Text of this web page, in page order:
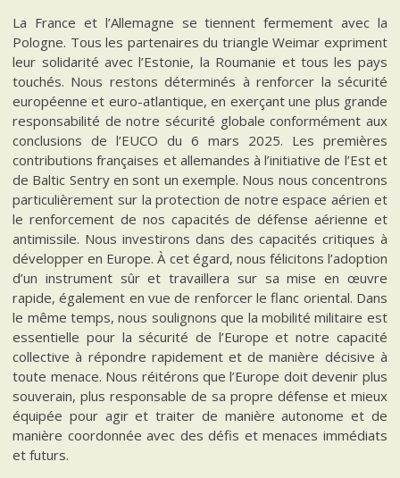
La France et l’Allemagne se tiennent fermement avec la
Pologne. Tous les partenaires du triangle Weimar expriment
leur solidarité avec l’Estonie, la Roumanie et tous les pays
touchés. Nous restons déterminés à renforcer la sécurité
européenne et euro-atlantique, en exerçant une plus grande
responsabilité de notre sécurité globale conformément aux
conclusions de l’EUCO du 6 mars 2025. Les premières
contributions françaises et allemandes à l’initiative de l’Est et
de Baltic Sentry en sont un exemple. Nous nous concentrons
particulièrement sur la protection de notre espace aérien et
le renforcement de nos capacités de défense aérienne et
antimissile. Nous investirons dans des capacités critiques à
développer en Europe. À cet égard, nous félicitons l’adoption
d’un instrument sûr et travaillera sur sa mise en œuvre
rapide, également en vue de renforcer le flanc oriental. Dans
le même temps, nous soulignons que la mobilité militaire est
essentielle pour la sécurité de l’Europe et notre capacité
collective à répondre rapidement et de manière décisive à
toute menace. Nous réitérons que l’Europe doit devenir plus
souverain, plus responsable de sa propre défense et mieux
équipée pour agir et traiter de manière autonome et de
manière coordonnée avec des défis et menaces immédiats
et futurs.